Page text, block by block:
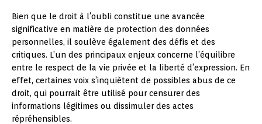
Bien que le droit à l’oubli constitue une avancée
significative en matière de protection des données
personnelles, il soulève également des défis et des
critiques. L’un des principaux enjeux concerne l’équilibre
entre le respect de la vie privée et la liberté d’expression. En
effet, certaines voix s’inquiètent de possibles abus de ce
droit, qui pourrait être utilisé pour censurer des
informations légitimes ou dissimuler des actes
répréhensibles.